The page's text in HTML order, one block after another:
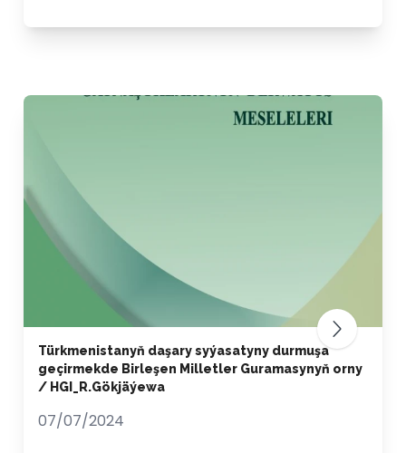
Türkmenistanyň daşary syýasatyny durmuşa
geçirmekde Birleşen Milletler Guramasynyň orny
/ HGI_R.Gökjäýewa
07/07/2024